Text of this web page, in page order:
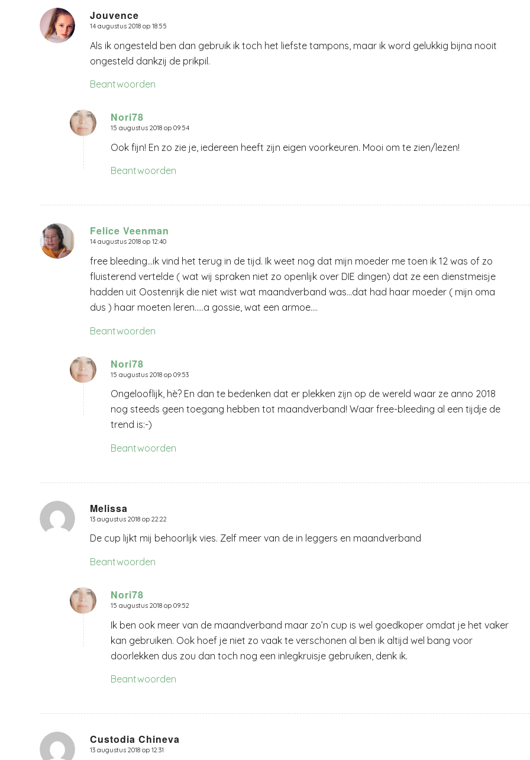
Jouvence
zegt:
14 augustus 2018 op 18:55
Als ik ongesteld ben dan gebruik ik toch het liefste tampons, maar ik word gelukkig bijna nooit
ongesteld dankzij de prikpil.
Beantwoorden
Nori78
zegt:
15 augustus 2018 op 09:54
Ook fijn! En zo zie je, iedereen heeft zijn eigen voorkeuren. Mooi om te zien/lezen!
Beantwoorden
Felice Veenman
zegt:
14 augustus 2018 op 12:40
free bleeding…ik vind het terug in de tijd. Ik weet nog dat mijn moeder me toen ik 12 was of zo
fluisterend vertelde ( wat wij spraken niet zo openlijk over DIE dingen) dat ze een dienstmeisje
hadden uit Oostenrijk die niet wist wat maandverband was…dat had haar moeder ( mijn oma
dus ) haar moeten leren…..a gossie, wat een armoe….
Beantwoorden
Nori78
zegt:
15 augustus 2018 op 09:53
Ongelooflijk, hè? En dan te bedenken dat er plekken zijn op de wereld waar ze anno 2018
nog steeds geen toegang hebben tot maandverband! Waar free-bleeding al een tijdje de
trend is:-)
Beantwoorden
Melissa
zegt:
13 augustus 2018 op 22:22
De cup lijkt mij behoorlijk vies. Zelf meer van de in leggers en maandverband
Beantwoorden
Nori78
zegt:
15 augustus 2018 op 09:52
Ik ben ook meer van de maandverband maar zo’n cup is wel goedkoper omdat je het vaker
kan gebruiken. Ook hoef je niet zo vaak te verschonen al ben ik altijd wel bang voor
doorlekken dus zou dan toch nog een inlegkruisje gebruiken, denk ik.
Beantwoorden
Custodia Chineva
zegt:
13 augustus 2018 op 12:31